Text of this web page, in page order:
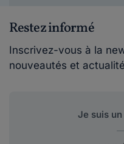
Restez informé
Inscrivez-vous à la
nouveautés et